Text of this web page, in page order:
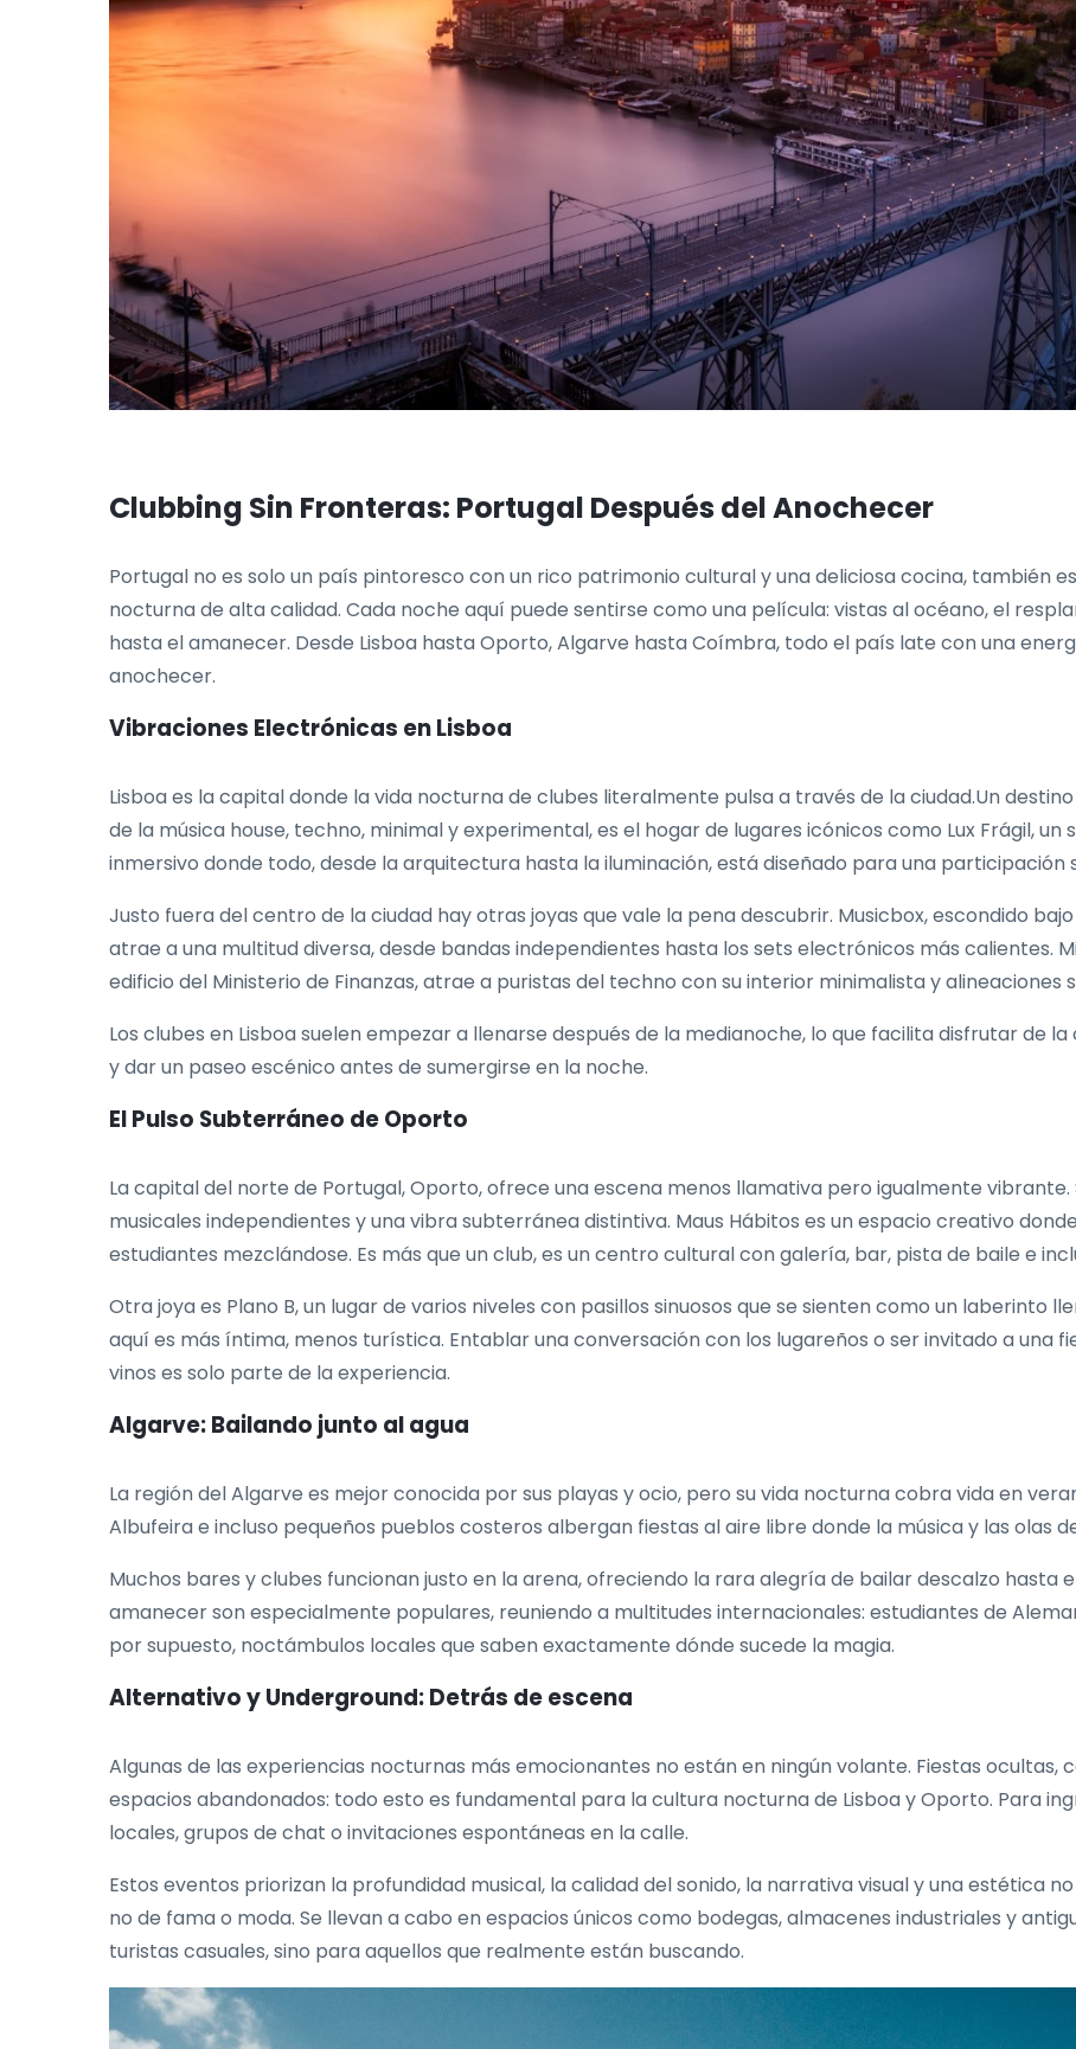
Clubbing Sin Fronteras: Portugal Después del Anochecer
Portugal no es solo un país pintoresco con un rico patrimonio cultural y una deliciosa cocina, también
nocturna de alta calidad. Cada noche aquí puede sentirse como una película: vistas al océano, el
hasta el amanecer. Desde Lisboa hasta Oporto, Algarve hasta Coímbra, todo el país late con una
anochecer.
Vibraciones Electrónicas en Lisboa
Lisboa es la capital donde la vida nocturna de clubes literalmente pulsa a través de la ciudad.Un
de la música house, techno, minimal y experimental, es el hogar de lugares icónicos como Lux Frágil,
inmersivo donde todo, desde la arquitectura hasta la iluminación, está diseñado para una participación
Justo fuera del centro de la ciudad hay otras joyas que vale la pena descubrir. Musicbox, escondido
atrae a una multitud diversa, desde bandas independientes hasta los sets electrónicos más calientes.
edificio del Ministerio de Finanzas, atrae a puristas del techno con su interior minimalista y alineaciones
Los clubes en Lisboa suelen empezar a llenarse después de la medianoche, lo que facilita disfrutar de
y dar un paseo escénico antes de sumergirse en la noche.
El Pulso Subterráneo de Oporto
La capital del norte de Portugal, Oporto, ofrece una escena menos llamativa pero igualmente
musicales independientes y una vibra subterránea distintiva. Maus Hábitos es un espacio creativo
estudiantes mezclándose. Es más que un club, es un centro cultural con galería, bar, pista de baile e
Otra joya es Plano B, un lugar de varios niveles con pasillos sinuosos que se sienten como un laberinto
aquí es más íntima, menos turística. Entablar una conversación con los lugareños o ser invitado a una
vinos es solo parte de la experiencia.
Algarve: Bailando junto al agua
La región del Algarve es mejor conocida por sus playas y ocio, pero su vida nocturna cobra vida en
Albufeira e incluso pequeños pueblos costeros albergan fiestas al aire libre donde la música y las olas
Muchos bares y clubes funcionan justo en la arena, ofreciendo la rara alegría de bailar descalzo hasta
amanecer son especialmente populares, reuniendo a multitudes internacionales: estudiantes de
por supuesto, noctámbulos locales que saben exactamente dónde sucede la magia.
Alternativo y Underground: Detrás de escena
Algunas de las experiencias nocturnas más emocionantes no están en ningún volante. Fiestas
espacios abandonados: todo esto es fundamental para la cultura nocturna de Lisboa y Oporto. Para
locales, grupos de chat o invitaciones espontáneas en la calle.
Estos eventos priorizan la profundidad musical, la calidad del sonido, la narrativa visual y una estética
no de fama o moda. Se llevan a cabo en espacios únicos como bodegas, almacenes industriales y
turistas casuales, sino para aquellos que realmente están buscando.